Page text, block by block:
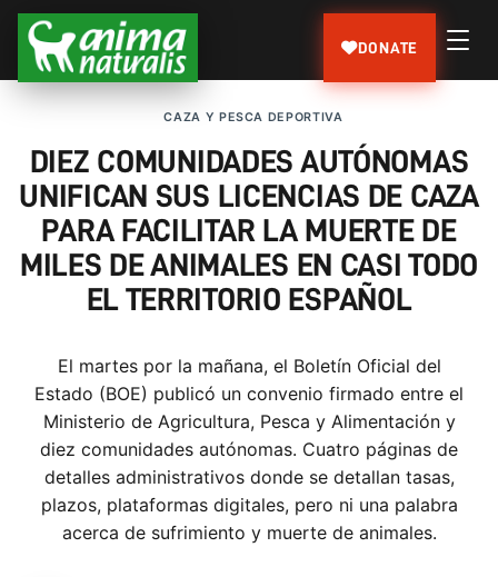
DONATE
CAZA Y PESCA DEPORTIVA
DIEZ COMUNIDADES AUTÓNOMAS
UNIFICAN SUS LICENCIAS DE CAZA
PARA FACILITAR LA MUERTE DE
MILES DE ANIMALES EN CASI TODO
EL TERRITORIO ESPAÑOL
El martes por la mañana, el Boletín Oficial del
Estado (BOE) publicó un convenio firmado entre el
Ministerio de Agricultura, Pesca y Alimentación y
diez comunidades autónomas. Cuatro páginas de
detalles administrativos donde se detallan tasas,
plazos, plataformas digitales, pero ni una palabra
acerca de sufrimiento y muerte de animales.